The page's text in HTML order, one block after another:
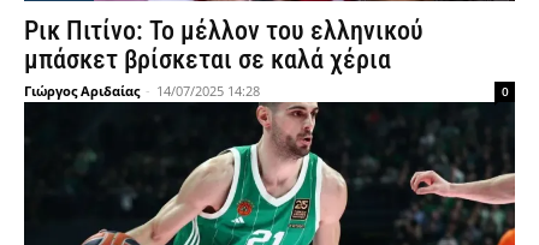
Ρικ Πιτίνο: Το μέλλον του ελληνικού
μπάσκετ βρίσκεται σε καλά χέρια
Γιώργος Αριδαίας - 14/07/2025 14:28 0